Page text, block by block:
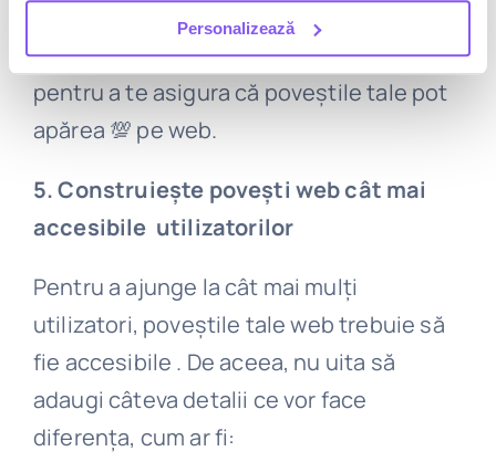
Personalizează
de testare, pe care ar fi bine să le
folosești pe tot parcursul procesului
pentru a te asigura că poveștile tale pot
apărea 💯 pe web.
5. Construiește povești web cât mai
accesibile utilizatorilor
Pentru a ajunge la cât mai mulți
utilizatori, poveștile tale web trebuie să
fie accesibile . De aceea, nu uita să
adaugi câteva detalii ce vor face
diferența, cum ar fi: